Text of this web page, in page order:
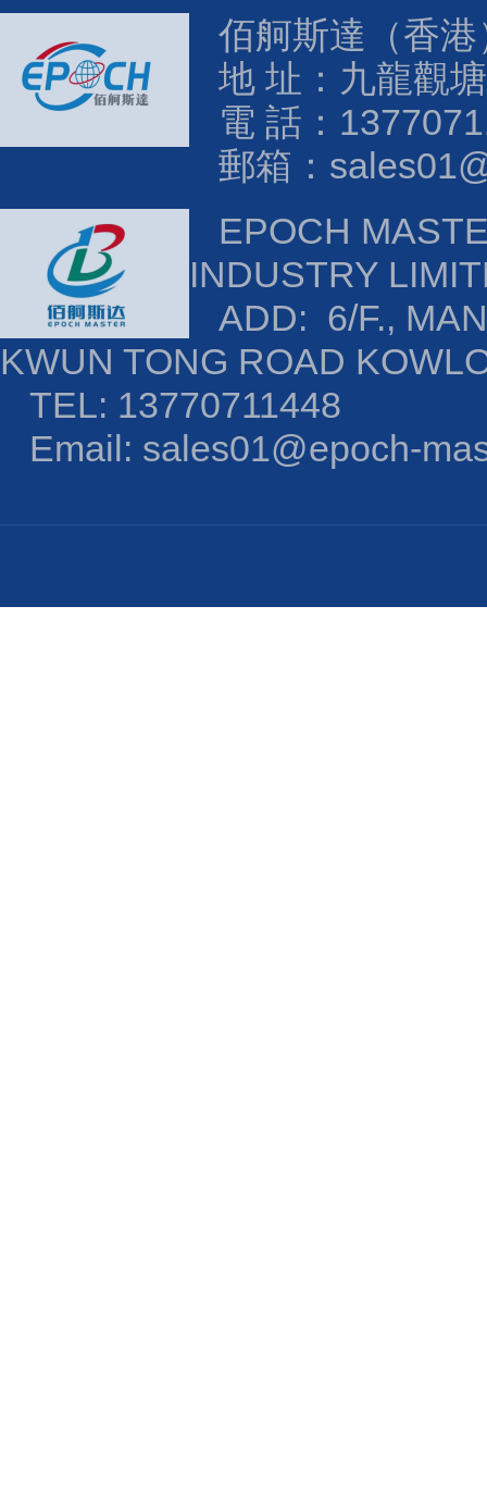
佰舸斯達（香
地 址：九龍觀
電 話：
郵箱：
EPOCH
INDUSTRY
ADD: 6/F.,
KWUN TONG ROAD
TEL: 13770711448
Email: sales01@epoch-